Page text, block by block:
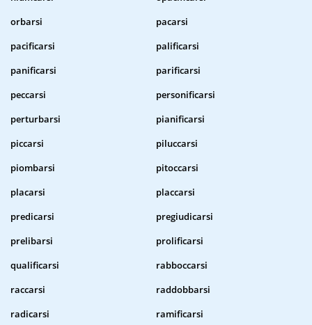
orbarsi
pacarsi
pacificarsi
palificarsi
panificarsi
parificarsi
peccarsi
personificarsi
perturbarsi
pianificarsi
piccarsi
piluccarsi
piombarsi
pitoccarsi
placarsi
placcarsi
predicarsi
pregiudicarsi
prelibarsi
prolificarsi
qualificarsi
rabboccarsi
raccarsi
raddobbarsi
radicarsi
ramificarsi